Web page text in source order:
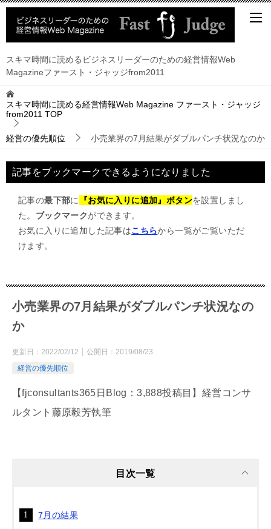
スキマ時間に読めるビジネスリーダーのための経営情報Web
Magazineファースト・ジャッジfrom2011
スキマ時間に読める経営情報Web Magazine ファースト・ジャッジ
from2011 TOP
経営の優先順位 小売業界の7月結果がダブルパンチ状況なのか
記事をブックマークできるようになりました
記事の最下部に 『お気に入りに追加』ボタンを設置しまし
た。 ブックマークができます。
お気に入りに追加した記事はこちらから一覧がご覧いただ
けます。
小売業界の7月結果がダブルパンチ状況なの
か
更新日： 2022/02/12 公開日： 2019/08/23
経営の優先順位
【fjconsultants365日Blog：3,888投稿目】経営コンサ
ルタント藤原毅芳執筆
目次一覧
7月の結果